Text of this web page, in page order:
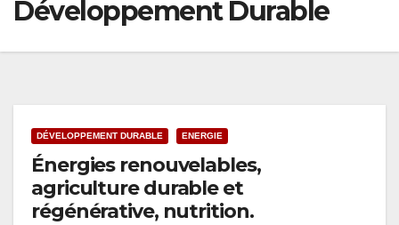
Développement Durable
DÉVELOPPEMENT DURABLE ENERGIE
Énergies renouvelables,
agriculture durable et
régénérative, nutrition.